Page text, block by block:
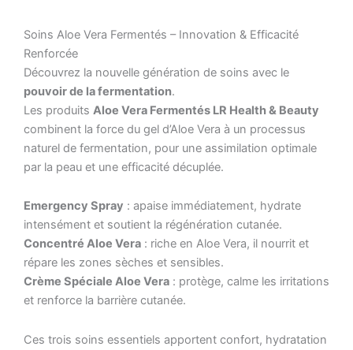
Soins Aloe Vera Fermentés – Innovation & Efficacité
Renforcée
Découvrez la nouvelle génération de soins avec le
pouvoir de la fermentation.
Les produits Aloe Vera Fermentés LR Health & Beauty
combinent la force du gel d’Aloe Vera à un processus
naturel de fermentation, pour une assimilation optimale
par la peau et une efficacité décuplée.
Emergency Spray : apaise immédiatement, hydrate
intensément et soutient la régénération cutanée.
Concentré Aloe Vera : riche en Aloe Vera, il nourrit et
répare les zones sèches et sensibles.
Crème Spéciale Aloe Vera : protège, calme les irritations
et renforce la barrière cutanée.
Ces trois soins essentiels apportent confort, hydratation